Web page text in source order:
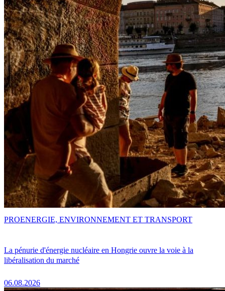
La pénurie d'énergie nucléaire en Hongrie ouvre la voie à la
libéralisation du marché
06.08.2026
PROENERGIE, ENVIRONNEMENT ET TRANSPORT